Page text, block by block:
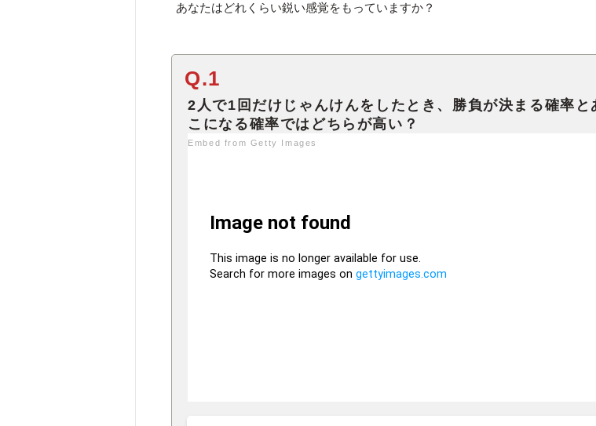
あなたはどれくらい鋭い感覚をもっていますか？
Q.1
2人で1回だけじゃんけんをしたとき、勝負が決まる確率と
Embed from Getty Images